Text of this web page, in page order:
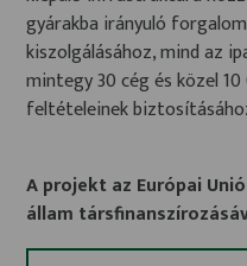
gyárakba irányuló
kiszolgálásához, mind az
mintegy 30 cég és közel
feltételeinek
A projekt az Európai
állam